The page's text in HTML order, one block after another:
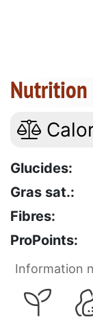
Nutrition
Glucides:
Gras sat.:
Fibres:
ProPoints:
Information